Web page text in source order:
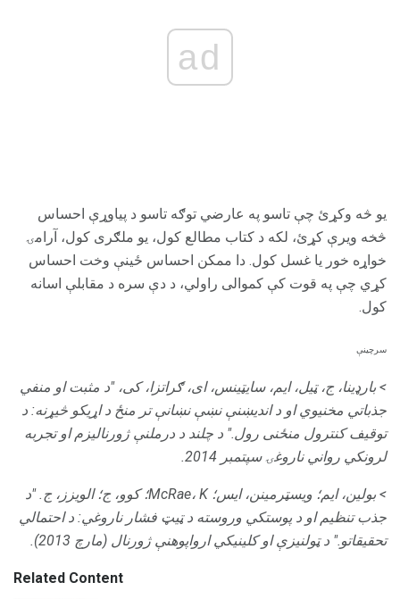
ad
یو څه وکړئ چې تاسو په عارضي توګه تاسو د پیاوړې احساس
څخه ویرې کړئ، لکه د کتاب مطالع کول، یو ملګری کول، آرامۍ
خواړه خور یا غسل کول. دا ممکن احساس ځینې وخت احساس
کړي چې په قوت کې کموالی راولي، د دې سره د مقابلې اسانه
کول.
سرچینې
> بارډینا، ج، ټیل، ایم، سایټینس، ای، ګراتزا، کی، "د مثبت او منفي
جذباتي مخنیوي او د اندیښنې نښې نښانې تر منځ د اړیکو څیړنه: د
توقیف کنترول منځنی رول." د چلند د درملنې ژورنالیزم او تجربه
لرونکي رواني ناروغۍ سپتمبر 2014.
> بولین، ایم؛ ویسټرمینن، ایس؛ McRae، K؛ کوو، ج؛ الویزز، ج. "د
جذب تنظیم او د پوستکي وروسته د ټیټ فشار ناروغي: د احتمالي
تحقیقاتو." د ټولنیزې او کلینیکي ارواپوهنې ژورنال (مارچ 2013).
Related Content